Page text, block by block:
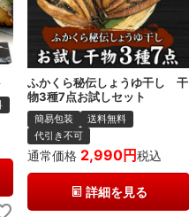
ふかくら秘伝しょうゆ干し 干
物3種7点お試しセット
簡易包装
送料無料
代引き不可
通常価格 2,990 税込
詳細を見る